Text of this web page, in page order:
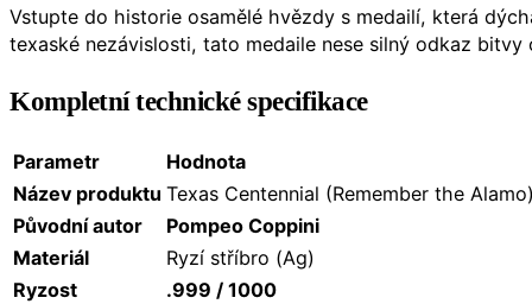
Vstupte do historie osamělé hvězdy s medailí, která
texaské nezávislosti, tato medaile nese silný odkaz bitvy
Kompletní technické specifikace
Parametr
Hodnota
Název produktu Texas Centennial (Remember the
Původní autor
Pompeo Coppini
Materiál
Ryzí stříbro (Ag)
Ryzost
.999 / 1000